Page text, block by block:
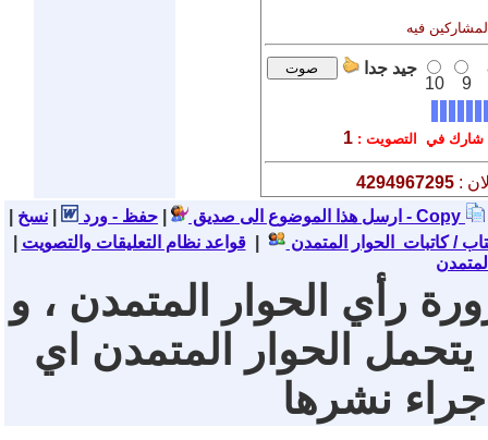
فيه
9
10
جيد جدا
شارك في التصويت : 1
:
4294967295
ارسل هذا الموضوع الى صديق حفظ - ورد نسخ - Copy
/ كاتبات الحوار المتمدن |قواعد نظام التعليقات والتصويت
رأي الحوار المتمدن ، و
يتحمل الحوار المتمدن اي
جراء نشرها